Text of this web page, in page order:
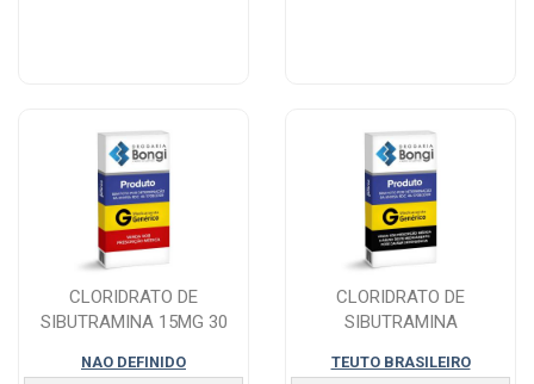
CLORIDRATO DE
SIBUTRAMINA 15MG 30
NAO DEFINIDO
CLORIDRATO DE
SIBUTRAMINA
CAPSULAS
TEUTO BRASILEIRO